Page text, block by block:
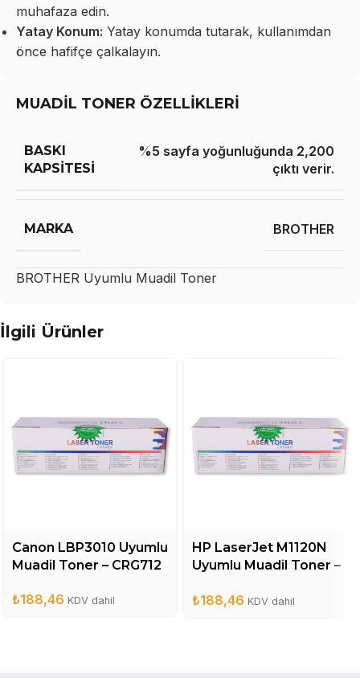
muhafaza edin.
Yatay Konum: Yatay konumda tutarak, kullanımdan
önce hafifçe çalkalayın.
MUADİL TONER ÖZELLİKLERİ
BASKI
KAPSITESI
%5 sayfa yoğunluğunda 2,200
çıktı verir.
MARKA BROTHER
BROTHER Uyumlu Muadil Toner
İlgili Ürünler
Canon LBP3010 Uyumlu
Muadil Toner – CRG712
₺188,46 KDV dahil
HP LaserJet M1120N
Uyumlu Muadil Toner –
₺188,46 KDV dahil